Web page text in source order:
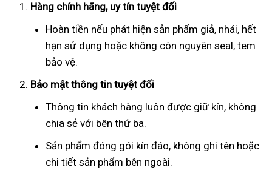
Hàng chính hãng, uy tín tuyệt đối
Hoàn tiền nếu phát hiện sản phẩm giả, nhái, hết
hạn sử dụng hoặc không còn nguyên seal, tem
bảo vệ.
Bảo mật thông tin tuyệt đối
Thông tin khách hàng luôn được giữ kín, không
chia sẻ với bên thứ ba.
Sản phẩm đóng gói kín đáo, không ghi tên hoặc
chi tiết sản phẩm bên ngoài.